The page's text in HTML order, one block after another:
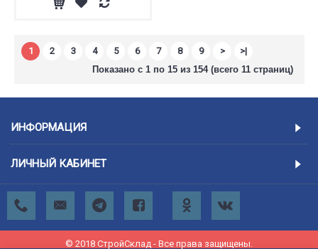
1 2 3 4 5 6 7 8 9 >
>|
Показано с 1 по 15 из 154 (всего 11 страниц)
ИНФОРМАЦИЯ
ЛИЧНЫЙ КАБИНЕТ
© 2018 СтройСклад - Все права защищены.